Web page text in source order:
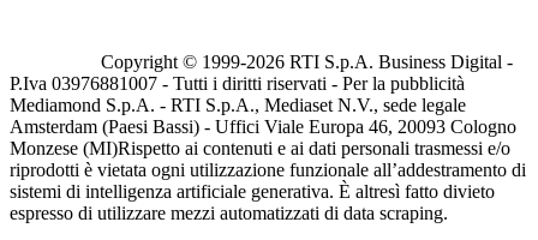
Copyright © 1999-2026 RTI S.p.A. Business Digital -
P.Iva 03976881007 - Tutti i diritti riservati - Per la pubblicità
Mediamond S.p.A. - RTI S.p.A., Mediaset N.V., sede legale
Amsterdam (Paesi Bassi) - Uffici Viale Europa 46, 20093 Cologno
Monzese (MI)Rispetto ai contenuti e ai dati personali trasmessi e/o
riprodotti è vietata ogni utilizzazione funzionale all’addestramento di
sistemi di intelligenza artificiale generativa. È altresì fatto divieto
espresso di utilizzare mezzi automatizzati di data scraping.